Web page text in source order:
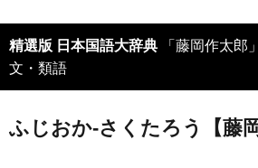
精選版 日本国語大辞典 「藤岡作太郎
文・類語
ふじおか‐さくたろう【藤